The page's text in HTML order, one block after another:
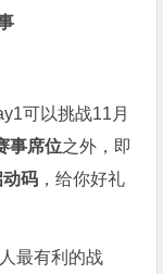
可以挑战11月
事席位之外，即
码 ，给你好礼
最有利的战